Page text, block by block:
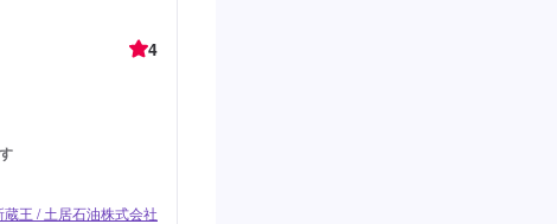
4
王 / 土居石油株式会社